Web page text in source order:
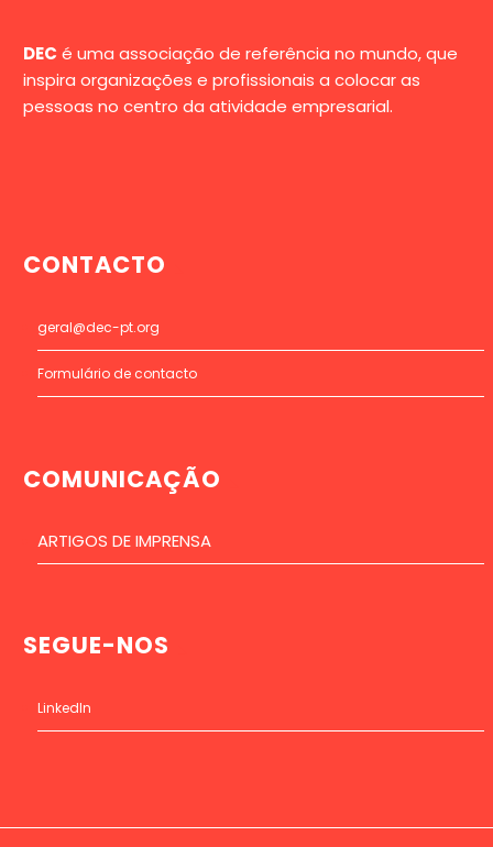
DEC é uma associação de referência no mundo, que
inspira organizações e profissionais a colocar as
pessoas no centro da atividade empresarial.
CONTACTO
geral@dec-pt.org
Formulário de contacto
COMUNICAÇÃO
ARTIGOS DE IMPRENSA
SEGUE-NOS
LinkedIn